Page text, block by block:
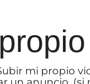
mi propio